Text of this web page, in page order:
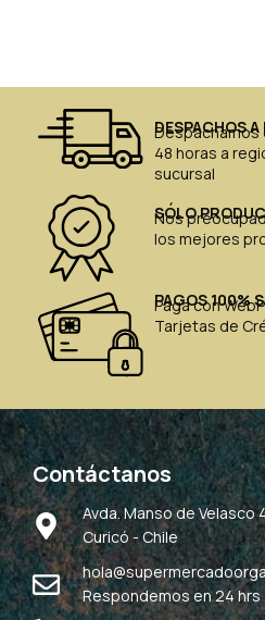
DESPACHOS
Despachamos
48 horas a
sucursal
SÓLO
Nos
los mejores
PAGOS 100%
Paga con
Tarjetas de
Contáctanos
Avda. Manso de Velasco
Curicó - Chile
Respondemos en 24 hrs